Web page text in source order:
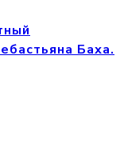
Баха.